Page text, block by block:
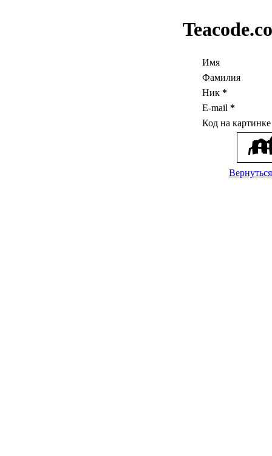
Имя
Фамилия
Ник *
E-mail *
Код на
Вернуться